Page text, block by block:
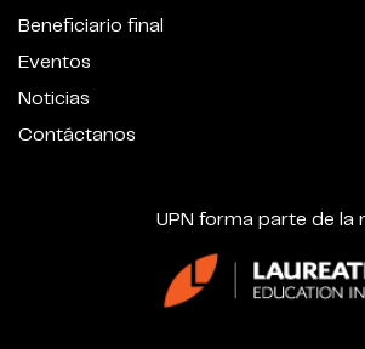
Beneficiario final
Eventos
Noticias
Contáctanos
UPN forma parte de la